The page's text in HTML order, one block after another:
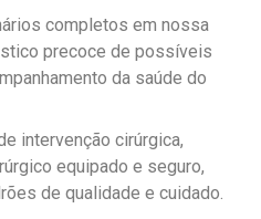
completos em nossa
precoce de possíveis
da saúde do
intervenção cirúrgica,
equipado e seguro,
de qualidade e cuidado.